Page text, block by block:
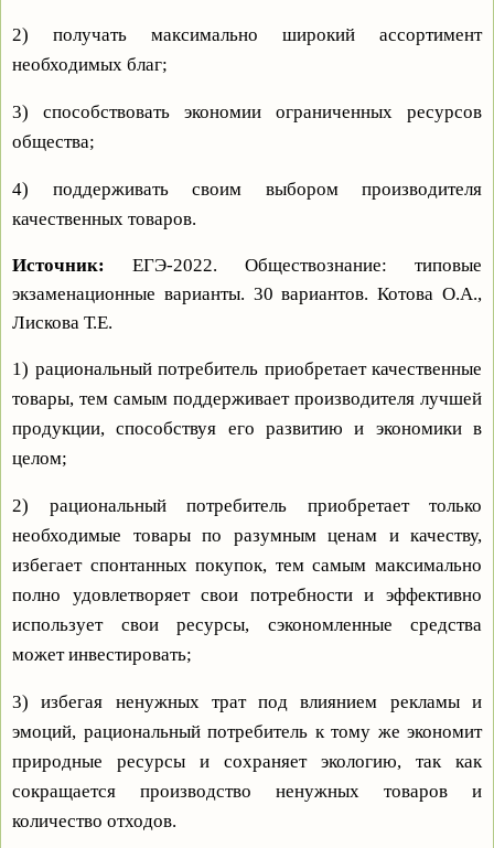
2) получать максимально широкий ассортимент
необходимых благ;
3) способствовать экономии ограниченных ресурсов
общества;
4) поддерживать своим выбором производителя
качественных товаров.
Источник: ЕГЭ-2022. Обществознание: типовые
экзаменационные варианты. 30 вариантов. Котова О.А.,
Лискова Т.Е.
1) рациональный потребитель приобретает качественные
товары, тем самым поддерживает производителя лучшей
продукции, способствуя его развитию и экономики в
целом;
2) рациональный потребитель приобретает только
необходимые товары по разумным ценам и качеству,
избегает спонтанных покупок, тем самым максимально
полно удовлетворяет свои потребности и эффективно
использует свои ресурсы, сэкономленные средства
может инвестировать;
3) избегая ненужных трат под влиянием рекламы и
эмоций, рациональный потребитель к тому же экономит
природные ресурсы и сохраняет экологию, так как
сокращается производство ненужных товаров и
количество отходов.